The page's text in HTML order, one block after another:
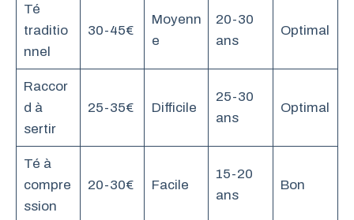
Té
traditio
nnel
30-45€
Moyenn
e
20-30
ans
Optimal
Raccor
d à
sertir
25-35€ Difficile
25-30
ans
Optimal
Té à
compre
ssion
20-30€ Facile
15-20
ans
Bon